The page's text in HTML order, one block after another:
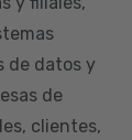
de datos y
de
clientes,